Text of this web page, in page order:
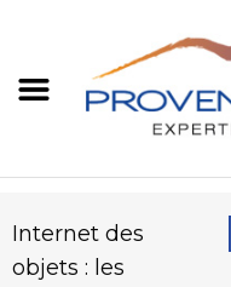
Internet des
objets : les